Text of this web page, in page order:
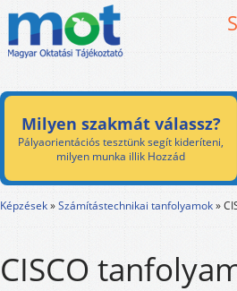
Milyen szakmát válassz?
Pályaorientációs tesztünk segít kideríteni,
milyen munka illik Hozzád
Képzések»Számítástechnikai tanfolyamok»
CISCO